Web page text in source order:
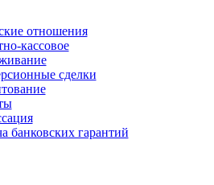
отношения
кассовое
сделки
банковских гарантий